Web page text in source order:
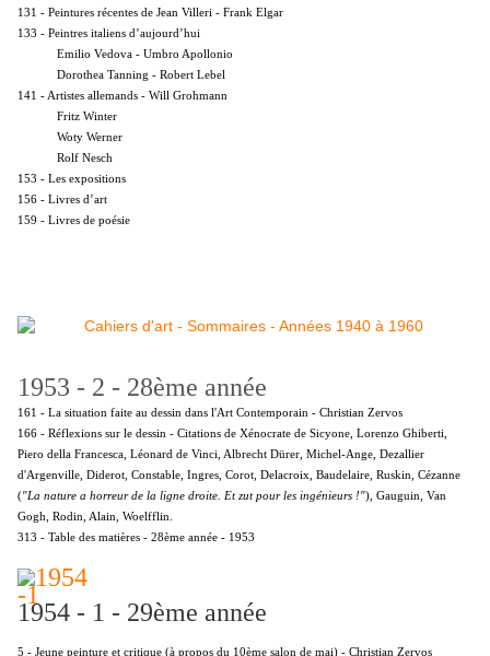
131 - Peintures récentes de Jean Villeri - Frank Elgar
133 - Peintres italiens d’aujourd’hui
Emilio Vedova - Umbro Apollonio
Dorothea Tanning - Robert Lebel
141 - Artistes allemands - Will Grohmann
Fritz Winter
Woty Werner
Rolf Nesch
153 - Les expositions
156 - Livres d’art
159 - Livres de poésie
1953 - 2 - 28ème année
161 - La situation faite au dessin dans l'Art Contemporain - Christian Zervos
166 - Réflexions sur le dessin - Citations de Xénocrate de Sicyone, Lorenzo Ghiberti,
Piero della Francesca, Léonard de Vinci, Albrecht Dürer, Michel-Ange, Dezallier
d'Argenville, Diderot, Constable, Ingres, Corot, Delacroix, Baudelaire, Ruskin, Cézanne
("La nature a horreur de la ligne droite. Et zut pour les ingénieurs !"), Gauguin, Van
Gogh, Rodin, Alain, Woelfflin.
313 - Table des matières - 28ème année - 1953
1954 - 1 - 29ème année
5 - Jeune peinture et critique (à propos du 10ème salon de mai) - Christian Zervos